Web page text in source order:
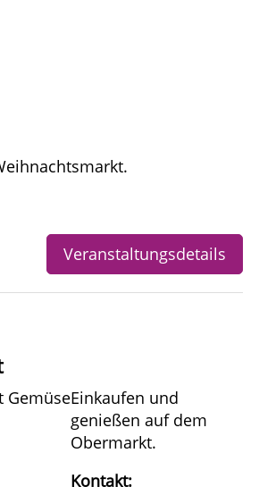
Veranstaltungsdetails
Einkaufen und
genießen auf dem
Obermarkt.
Kontakt: